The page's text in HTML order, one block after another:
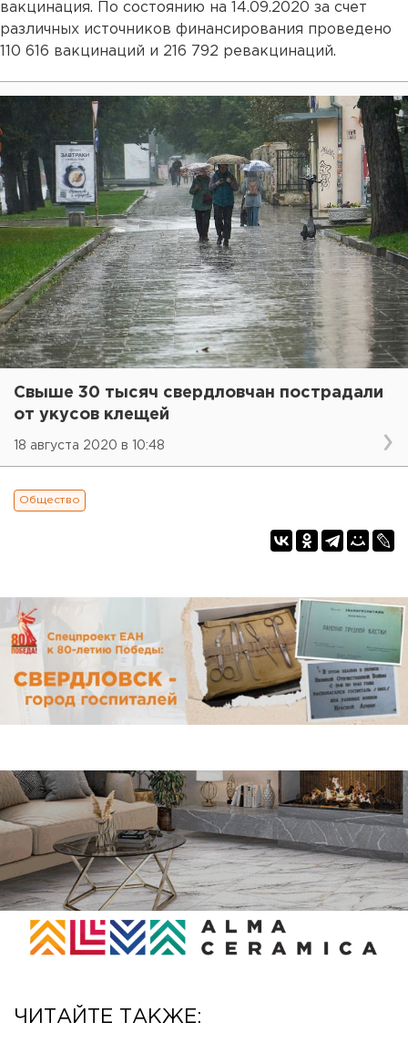
вакцинация. По состоянию на 14.09.2020 за счет
различных источников финансирования проведено
110 616 вакцинаций и 216 792 ревакцинаций.
Свыше 30 тысяч свердловчан пострадали
от укусов клещей
18 августа 2020 в 10:48
Общество
ЧИТАЙТЕ ТАКЖЕ: